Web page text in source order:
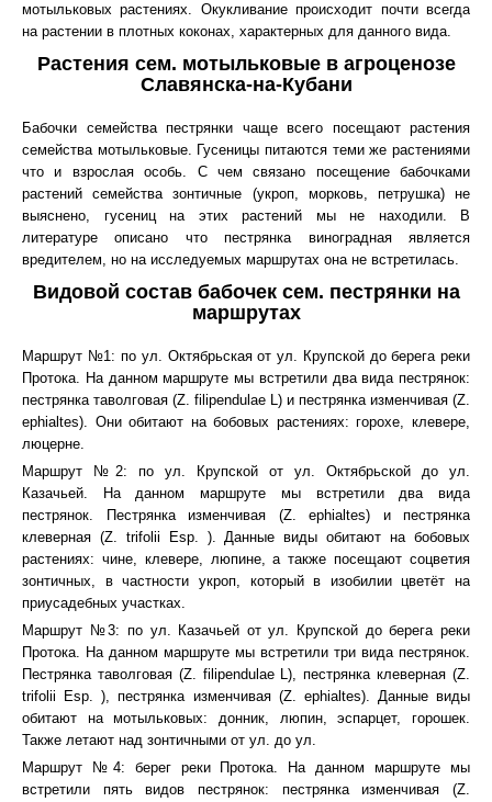
мотыльковых растениях. Окукливание происходит почти всегда
на растении в плотных коконах, характерных для данного вида.
Растения сем. мотыльковые в агроценозе
Славянска-на-Кубани
Бабочки семейства пестрянки чаще всего посещают растения
семейства мотыльковые. Гусеницы питаются теми же растениями
что и взрослая особь. С чем связано посещение бабочками
растений семейства зонтичные (укроп, морковь, петрушка) не
выяснено, гусениц на этих растений мы не находили. В
литературе описано что пестрянка виноградная является
вредителем, но на исследуемых маршрутах она не встретилась.
Видовой состав бабочек сем. пестрянки на
маршрутах
Маршрут №1: по ул. Октябрьская от ул. Крупской до берега реки
Протока. На данном маршруте мы встретили два вида пестрянок:
пестрянка таволговая (Z. filipendulae L) и пестрянка изменчивая (Z.
ephialtes). Они обитают на бобовых растениях: горохе, клевере,
люцерне.
Маршрут №2: по ул. Крупской от ул. Октябрьской до ул.
Казачьей. На данном маршруте мы встретили два вида
пестрянок. Пестрянка изменчивая (Z. ephialtes) и пестрянка
клеверная (Z. trifolii Esp. ). Данные виды обитают на бобовых
растениях: чине, клевере, люпине, а также посещают соцветия
зонтичных, в частности укроп, который в изобилии цветёт на
приусадебных участках.
Маршрут №3: по ул. Казачьей от ул. Крупской до берега реки
Протока. На данном маршруте мы встретили три вида пестрянок.
Пестрянка таволговая (Z. filipendulae L), пестрянка клеверная (Z.
trifolii Esp. ), пестрянка изменчивая (Z. ephialtes). Данные виды
обитают на мотыльковых: донник, люпин, эспарцет, горошек.
Также летают над зонтичными от ул. до ул.
Маршрут №4: берег реки Протока. На данном маршруте мы
встретили пять видов пестрянок: пестрянка изменчивая (Z.